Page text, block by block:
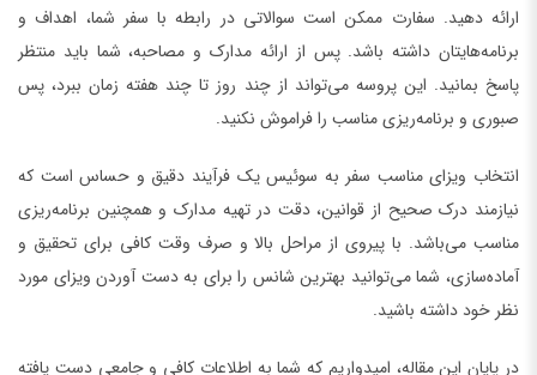
ارائه دهید. سفارت ممکن است سوالاتی در رابطه با سفر شما، اهداف و
برنامه‌هایتان داشته باشد. پس از ارائه مدارک و مصاحبه، شما باید منتظر
پاسخ بمانید. این پروسه می‌تواند از چند روز تا چند هفته زمان ببرد، پس
صبوری و برنامه‌ریزی مناسب را فراموش نکنید.
انتخاب ویزای مناسب سفر به سوئیس یک فرآیند دقیق و حساس است که
نیازمند درک صحیح از قوانین، دقت در تهیه مدارک و همچنین برنامه‌ریزی
مناسب می‌باشد. با پیروی از مراحل بالا و صرف وقت کافی برای تحقیق و
آماده‌سازی، شما می‌توانید بهترین شانس را برای به دست آوردن ویزای مورد
نظر خود داشته باشید.
در پایان این مقاله، امیدواریم که شما به اطلاعات کافی و جامعی دست یافته